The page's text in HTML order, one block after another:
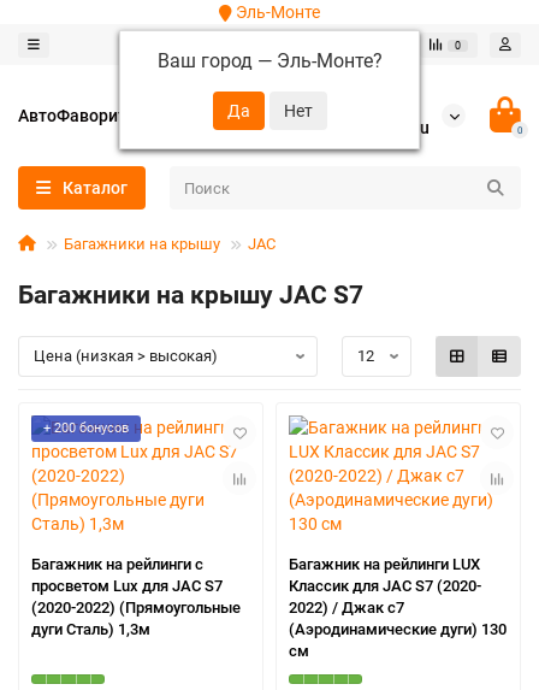
Эль-Монте
Ваш город — Эль-Монте?
0
АвтоФаворит
+7 (952) 288-64-62
autofavorit-spb@yandex.ru
0
Каталог
Багажники на крышу JAC
Багажники на крышу JAC S7
+ 200 бонусов
Багажник на рейлинги с
просветом Lux для JAC S7
(2020-2022) (Прямоугольные
дуги Сталь) 1,3м
Багажник на рейлинги LUX
Классик для JAC S7 (2020-
2022) / Джак с7
(Аэродинамические дуги) 130
см